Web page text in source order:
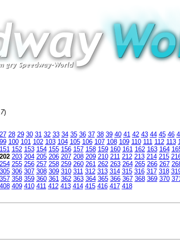
)
27 28 29 30 31 32 33 34 35 36 37 38 39 40 41 42 43 44 45 46
99 100 101 102 103 104 105 106 107 108 109 110 111 112 113
151 152 153 154 155 156 157 158 159 160 161 162 163 164
202 203 204 205 206 207 208 209 210 211 212 213 214 215
254 255 256 257 258 259 260 261 262 263 264 265 266 267
305 306 307 308 309 310 311 312 313 314 315 316 317 318
357 358 359 360 361 362 363 364 365 366 367 368 369 370
408 409 410 411 412 413 414 415 416 417 418